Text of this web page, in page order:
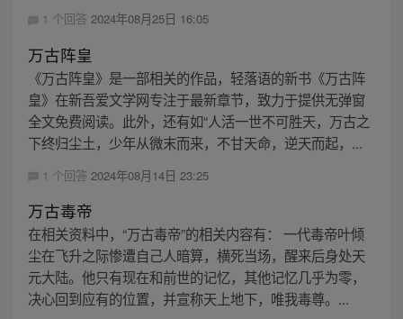
1 个回答 2024年08月25日 16:05
万古阵皇
《万古阵皇》是一部相关的作品，轻落语的新书《万古阵
皇》在新吾爱文学网专注于最新章节，致力于提供无弹窗
全文免费阅读。此外，还有如“人活一世不可胜天，万古之
下终归尘土，少年从微末而来，不甘天命，逆天而起，...
1 个回答 2024年08月14日 23:25
万古毒帝
在相关资料中，“万古毒帝”的相关内容有： 一代毒帝叶倾
尘在飞升之际惨遭自己人暗算，横死当场，醒来后身处天
元大陆。他只有现在和前世的记忆，其他记忆几乎为零，
决心回到应有的位置，并宣称天上地下，唯我毒尊。...